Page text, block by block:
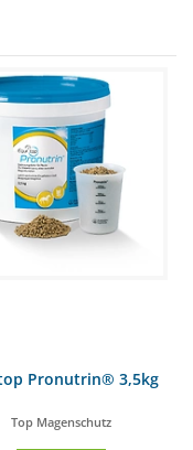
Pronutrin® 3,5kg
Top Magenschutz